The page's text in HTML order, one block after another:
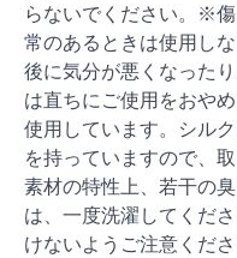
らないでください。※
常のあるときは使用し
後に気分が悪くなった
は直ちにご使用をおや
使用しています。シル
を持っていますので、
素材の特性上、若干の
は、一度洗濯してくだ
けないようご注意くだ